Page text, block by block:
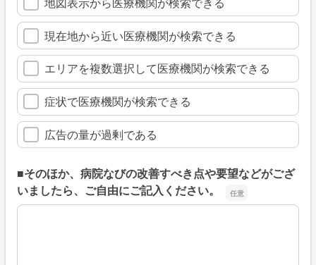
現在地から近い医療機関が検索できる
エリアを複数選択して医療機関が検索できる
症状で医療機関が検索できる
広告の量が過剰である
■そのほか、病院なびの改善すべき点や要望などがござ
いましたら、ご自由にご記入ください。
■そのほか、病院なびの改善すべき点や要望などがござい